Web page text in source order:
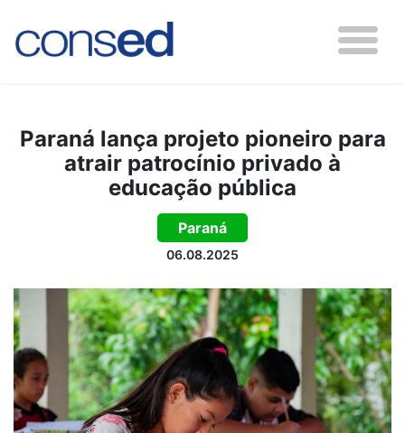
Paraná lança projeto pioneiro para
atrair patrocínio privado à
educação pública
Paraná
06.08.2025